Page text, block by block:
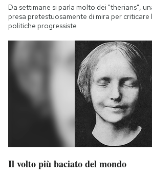
Da settimane si parla molto dei "therians",
presa pretestuosamente di mira per criticare
politiche progressiste
Il volto più baciato del mondo